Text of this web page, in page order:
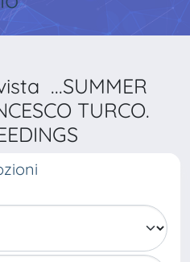
...SUMMER
TURCO.